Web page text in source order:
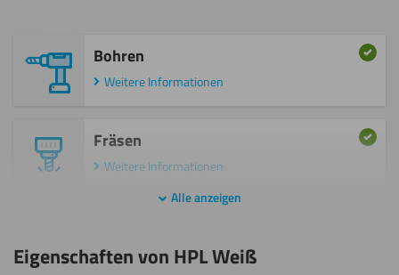
Alle anzeigen
Alle anzeigen
Bohren
Weitere Informationen
Fräsen
Weitere Informationen
Weitere Informationen
Alle anzeigen
Eigenschaften von HPL Weiß